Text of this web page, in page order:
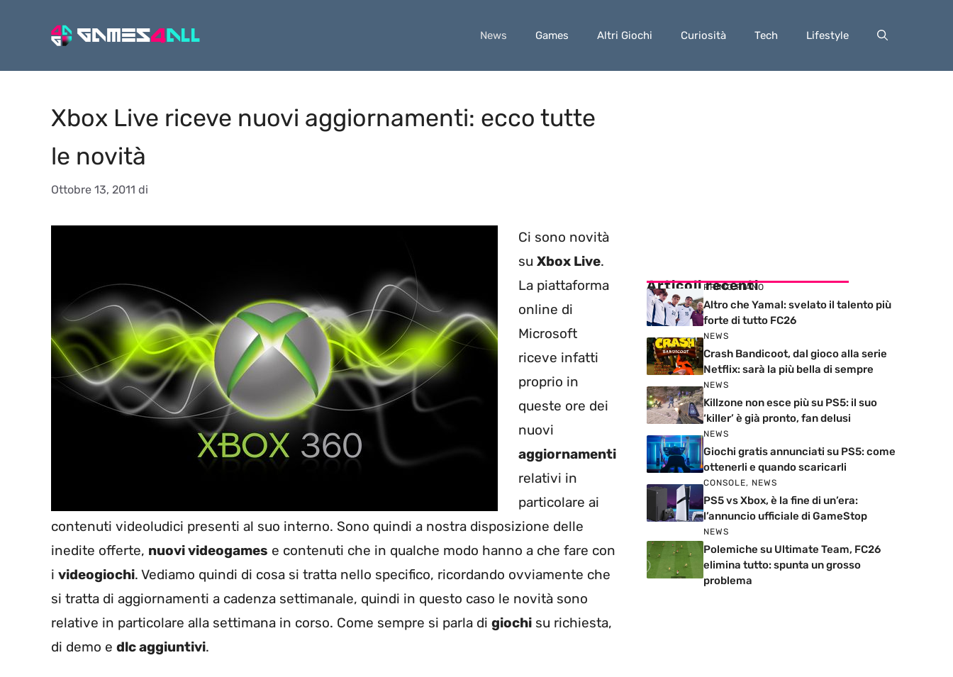
News Games Altri Giochi Curiosità Tech Lifestyle
Xbox Live riceve nuovi aggiornamenti: ecco tutte
le novità
Ottobre 13, 2011 di
Ci sono novità
su Xbox Live.
La piattaforma
online di
Microsoft
riceve infatti
proprio in
queste ore dei
nuovi
aggiornamenti
relativi in
particolare ai
contenuti videoludici presenti al suo interno. Sono quindi a nostra disposizione delle
inedite offerte, nuovi videogames e contenuti che in qualche modo hanno a che fare con
i videogiochi. Vediamo quindi di cosa si tratta nello specifico, ricordando ovviamente che
si tratta di aggiornamenti a cadenza settimanale, quindi in questo caso le novità sono
relative in particolare alla settimana in corso. Come sempre si parla di giochi su richiesta,
di demo e dlc aggiuntivi.
Articoli recenti
PRIMO PIANO
Altro che Yamal: svelato il talento più
forte di tutto FC26
NEWS
Crash Bandicoot, dal gioco alla serie
Netflix: sarà la più bella di sempre
NEWS
Killzone non esce più su PS5: il suo
‘killer’ è già pronto, fan delusi
NEWS
Giochi gratis annunciati su PS5: come
ottenerli e quando scaricarli
CONSOLE, NEWS
PS5 vs Xbox, è la fine di un’era:
l’annuncio ufficiale di GameStop
NEWS
Polemiche su Ultimate Team, FC26
elimina tutto: spunta un grosso
problema